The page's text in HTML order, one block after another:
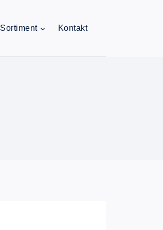
Sortiment Kontakt